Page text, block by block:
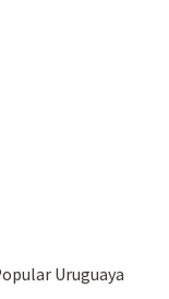
Uruguaya